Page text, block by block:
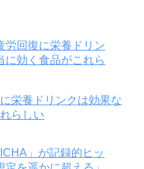
栄養ドリンクは効果な
らしい